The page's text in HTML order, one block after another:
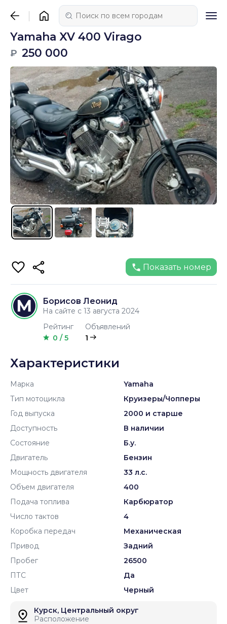
Yamaha XV 400 Virago
₽ 250 000
Показать номер
Борисов Леонид
На сайте с 13 августа 2024
Рейтинг
0 / 5
Объявлений
1
Характеристики
Марка
Yamaha
Тип мотоцикла
Круизеры/Чопперы
Год выпуска
2000 и старше
Доступность
В наличии
Состояние
Б.у.
Двигатель
Бензин
Мощность двигателя
33 л.с.
Объем двигателя
400
Подача топлива
Карбюратор
Число тактов
4
Коробка передач
Механическая
Привод
Задний
Пробег
26500
ПТС
Да
Цвет
Черный
Курск, Центральный округ
Расположение